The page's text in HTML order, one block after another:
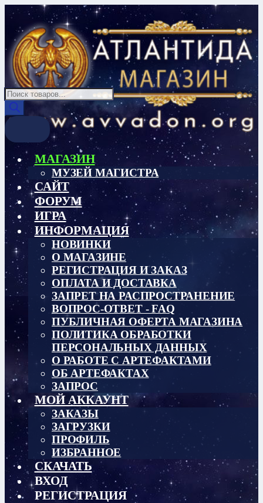
Перейти
навигации
Перейти
содержимому
Поиск
товаров
МАГАЗИН
МУЗЕЙ МАГИСТРА
САЙТ
ФОРУМ
ИГРА
ИНФОРМАЦИЯ
НОВИНКИ
О МАГАЗИНЕ
РЕГИСТРАЦИЯ И ЗАКАЗ
ОПЛАТА И ДОСТАВКА
ЗАПРЕТ НА РАСПРОСТРАНЕНИЕ
ВОПРОС-ОТВЕТ - FAQ
ПУБЛИЧНАЯ ОФЕРТА МАГАЗИНА
ПОЛИТИКА ОБРАБОТКИ
ПЕРСОНАЛЬНЫХ ДАННЫХ
О РАБОТЕ С АРТЕФАКТАМИ
ОБ АРТЕФАКТАХ
ЗАПРОС
МОЙ АККАУНТ
ЗАКАЗЫ
ЗАГРУЗКИ
ПРОФИЛЬ
ИЗБРАННОЕ
СКАЧАТЬ
ВХОД
РЕГИСТРАЦИЯ